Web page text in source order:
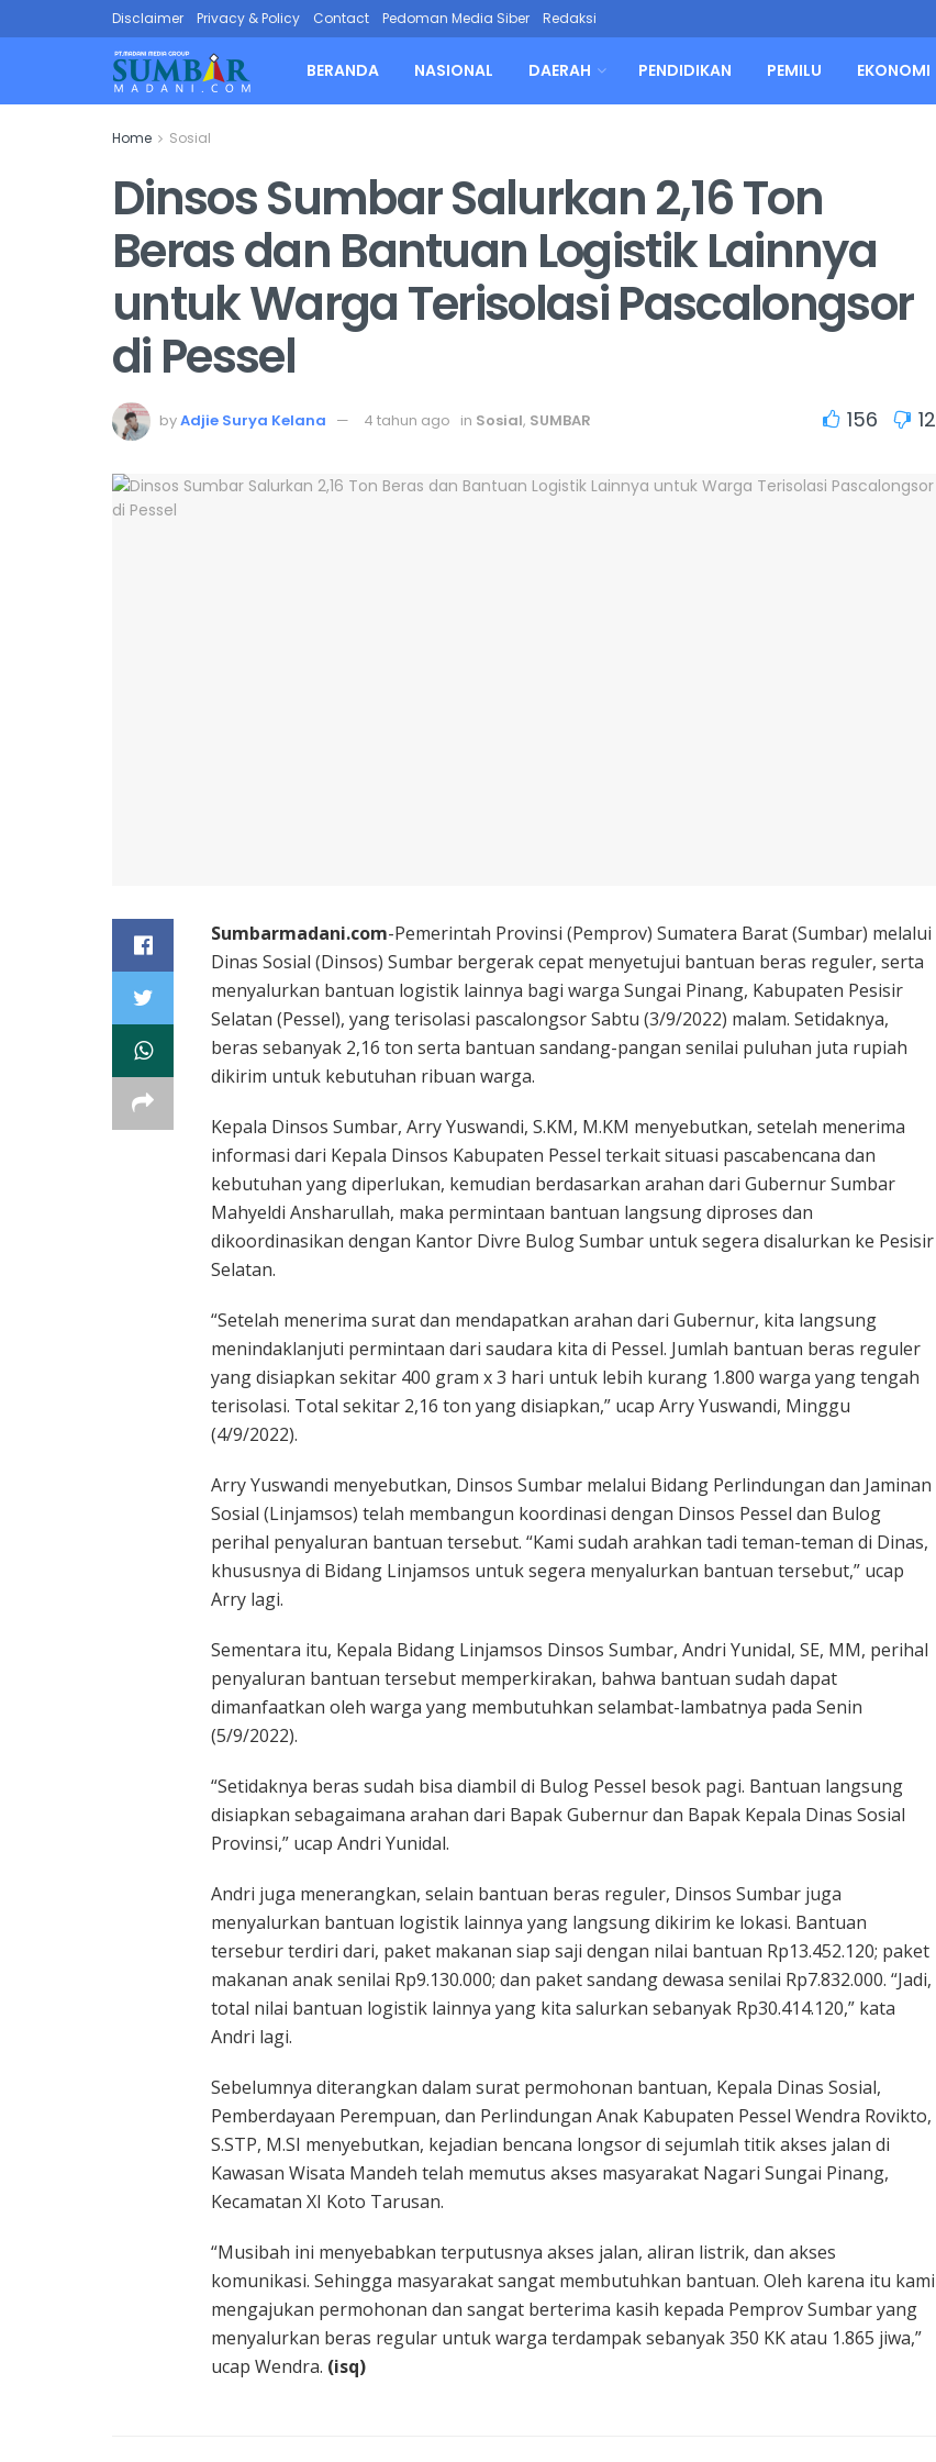
Disclaimer Privacy & Policy Contact Pedoman Media Siber Redaksi
BERANDA NASIONAL DAERAH PENDIDIKAN PEMILU EKONOMI
Home Sosial
Dinsos Sumbar Salurkan 2,16 Ton
Beras dan Bantuan Logistik Lainnya
untuk Warga Terisolasi Pascalongsor
di Pessel
byAdjie Surya Kelana 4 tahun ago in Sosial, SUMBAR 156 12
Sumbarmadani.com-Pemerintah Provinsi (Pemprov) Sumatera Barat (Sumbar) melalui
Dinas Sosial (Dinsos) Sumbar bergerak cepat menyetujui bantuan beras reguler, serta
menyalurkan bantuan logistik lainnya bagi warga Sungai Pinang, Kabupaten Pesisir
Selatan (Pessel), yang terisolasi pascalongsor Sabtu (3/9/2022) malam. Setidaknya,
beras sebanyak 2,16 ton serta bantuan sandang-pangan senilai puluhan juta rupiah
dikirim untuk kebutuhan ribuan warga.
Kepala Dinsos Sumbar, Arry Yuswandi, S.KM, M.KM menyebutkan, setelah menerima
informasi dari Kepala Dinsos Kabupaten Pessel terkait situasi pascabencana dan
kebutuhan yang diperlukan, kemudian berdasarkan arahan dari Gubernur Sumbar
Mahyeldi Ansharullah, maka permintaan bantuan langsung diproses dan
dikoordinasikan dengan Kantor Divre Bulog Sumbar untuk segera disalurkan ke Pesisir
Selatan.
“Setelah menerima surat dan mendapatkan arahan dari Gubernur, kita langsung
menindaklanjuti permintaan dari saudara kita di Pessel. Jumlah bantuan beras reguler
yang disiapkan sekitar 400 gram x 3 hari untuk lebih kurang 1.800 warga yang tengah
terisolasi. Total sekitar 2,16 ton yang disiapkan,” ucap Arry Yuswandi, Minggu
(4/9/2022).
Arry Yuswandi menyebutkan, Dinsos Sumbar melalui Bidang Perlindungan dan Jaminan
Sosial (Linjamsos) telah membangun koordinasi dengan Dinsos Pessel dan Bulog
perihal penyaluran bantuan tersebut. “Kami sudah arahkan tadi teman-teman di Dinas,
khususnya di Bidang Linjamsos untuk segera menyalurkan bantuan tersebut,” ucap
Arry lagi.
Sementara itu, Kepala Bidang Linjamsos Dinsos Sumbar, Andri Yunidal, SE, MM, perihal
penyaluran bantuan tersebut memperkirakan, bahwa bantuan sudah dapat
dimanfaatkan oleh warga yang membutuhkan selambat-lambatnya pada Senin
(5/9/2022).
“Setidaknya beras sudah bisa diambil di Bulog Pessel besok pagi. Bantuan langsung
disiapkan sebagaimana arahan dari Bapak Gubernur dan Bapak Kepala Dinas Sosial
Provinsi,” ucap Andri Yunidal.
Andri juga menerangkan, selain bantuan beras reguler, Dinsos Sumbar juga
menyalurkan bantuan logistik lainnya yang langsung dikirim ke lokasi. Bantuan
tersebur terdiri dari, paket makanan siap saji dengan nilai bantuan Rp13.452.120; paket
makanan anak senilai Rp9.130.000; dan paket sandang dewasa senilai Rp7.832.000. “Jadi,
total nilai bantuan logistik lainnya yang kita salurkan sebanyak Rp30.414.120,” kata
Andri lagi.
Sebelumnya diterangkan dalam surat permohonan bantuan, Kepala Dinas Sosial,
Pemberdayaan Perempuan, dan Perlindungan Anak Kabupaten Pessel Wendra Rovikto,
S.STP, M.SI menyebutkan, kejadian bencana longsor di sejumlah titik akses jalan di
Kawasan Wisata Mandeh telah memutus akses masyarakat Nagari Sungai Pinang,
Kecamatan XI Koto Tarusan.
“Musibah ini menyebabkan terputusnya akses jalan, aliran listrik, dan akses
komunikasi. Sehingga masyarakat sangat membutuhkan bantuan. Oleh karena itu kami
mengajukan permohonan dan sangat berterima kasih kepada Pemprov Sumbar yang
menyalurkan beras regular untuk warga terdampak sebanyak 350 KK atau 1.865 jiwa,”
ucap Wendra. (isq)